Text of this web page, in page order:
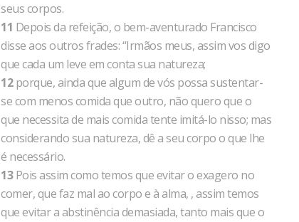
seus corpos.
11 Depois da refeição, o bem-aventurado Francisco
disse aos outros frades: “Irmãos meus, assim vos digo
que cada um leve em conta sua natureza;
12porque, ainda que algum de vós possa sustentar-
se com menos comida que outro, não quero que o
que necessita de mais comida tente imitá-lo nisso; mas
considerando sua natureza, dê a seu corpo o que lhe
é necessário.
13Pois assim como temos que evitar o exagero no
comer, que faz mal ao corpo e à alma, , assim temos
que evitar a abstinência demasiada, tanto mais que o